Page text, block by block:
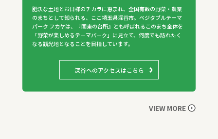
肥沃な土地とお日様のチカラに恵まれ、全国有数の野菜・農業
のまちとして知られる、ここ埼玉県深谷市。ベジタブルテーマ
パーク フカヤは、『関東の台所』とも呼ばれるこのまち全体を
「野菜が楽しめるテーマパーク」に見立て、何度でも訪れたく
なる観光地となることを目指しています。
深谷へのアクセスはこちら
VIEW MORE